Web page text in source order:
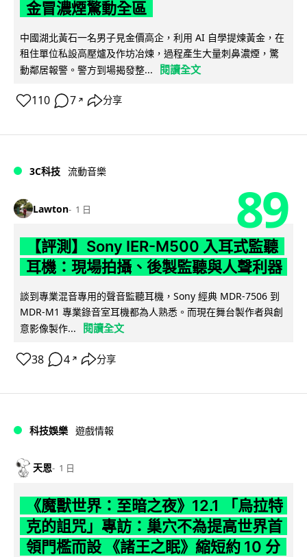
金冒濃煙驚動全區
中國湖北黃石一名男子見金價高企，利用 AI 自學提煉黃金，在
租住單位私設高壓爐及作坊冶煉，過程產生大量刺鼻濃煙，驚
動鄰居報警。警方到場揭發整...
閱讀全文
110 7 ↗ 分享
3C科技 流動音樂
Lawton 1 日 89
【評測】Sony IER-M500 入耳式監聽
耳機：現場拍攝、後製監聽與人聲利器
談到專業混音專用的聲音監聽耳機，Sony 經典 MDR-7506 到
MDR-M1 專業錄音室耳機都為人熟悉。而現在舞台製作者與創
意影像製作...
閱讀全文
38 4 ↗ 分享
科技娛樂 遊戲情報
天恩 1 日
《魔獸世界：至暗之夜》12.1 「烏拉特
克的詛咒」專訪：巢穴不為提高世界首
領門檻而設 《諸王之眠》縮短約 10 分